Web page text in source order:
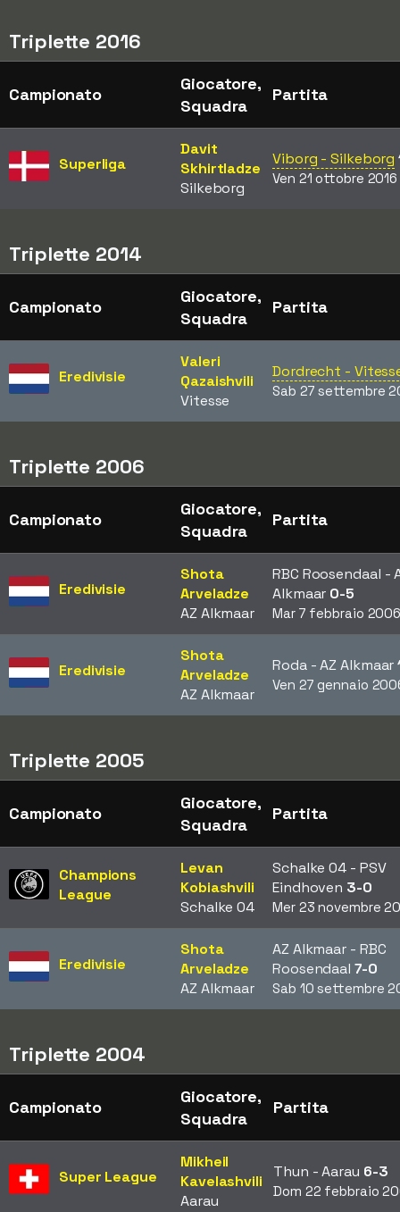
Triplette 2016
Campionato
Giocatore,
Squadra
Partita
Superliga
Davit
Skhirtladze
Silkeborg
Viborg - Silkeborg
Ven 21 ottobre 2016
Triplette 2014
Campionato
Giocatore,
Squadra
Partita
Eredivisie
Valeri
Qazaishvili
Vitesse
Dordrecht -
Sab 27 settembre
Triplette 2006
Campionato
Giocatore,
Squadra
Partita
Eredivisie
Shota
Arveladze
AZ Alkmaar
RBC Roosendaal -
Alkmaar 0-5
Mar 7 febbraio
Eredivisie
Shota
Arveladze
AZ Alkmaar
Roda - AZ Alkmaar
Ven 27 gennaio
Triplette 2005
Campionato
Giocatore,
Squadra
Partita
Champions
League
Levan
Kobiashvili
Schalke 04
Schalke 04 - PSV
Eindhoven 3-0
Mer 23 novembre
Eredivisie
Shota
Arveladze
AZ Alkmaar
AZ Alkmaar - RBC
Roosendaal 7-0
Sab 10 settembre
Triplette 2004
Campionato
Giocatore,
Squadra
Partita
Super League
Mikheil
Kavelashvili
Aarau
Thun - Aarau 6-3
Dom 22 febbraio